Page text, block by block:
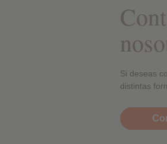
Si deseas
distintas